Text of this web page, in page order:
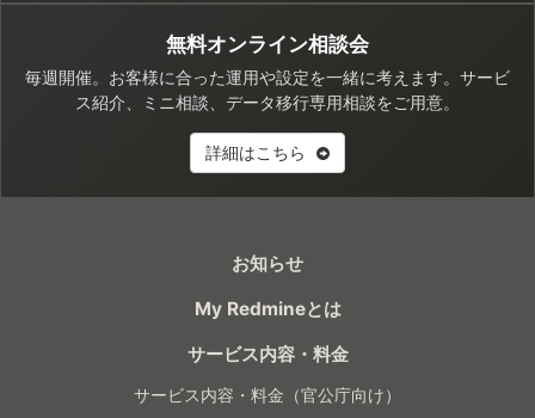
無料オンライン相談会
毎週開催。お客様に合った運用や設定を一緒に考えます。サービ
ス紹介、ミニ相談、データ移行専用相談をご用意。
詳細はこちら
お知らせ
My Redmineとは
サービス内容・料金
サービス内容・料金（官公庁向け）